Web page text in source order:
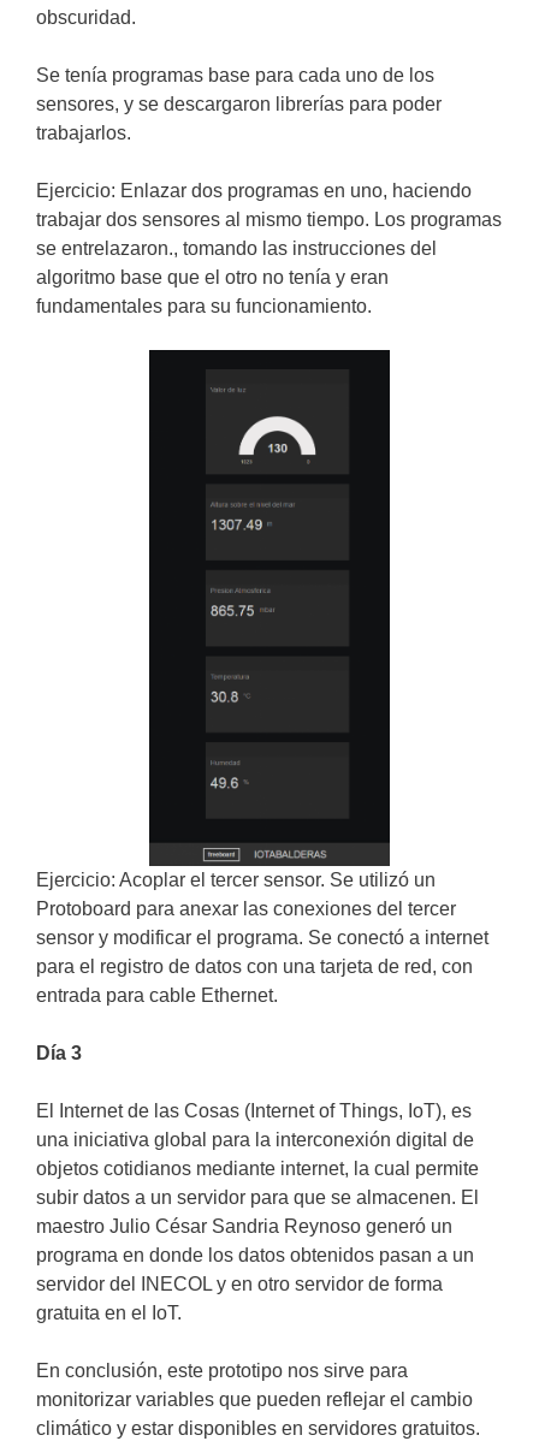
obscuridad.
Se tení­a programas base para cada uno de los
sensores, y se descargaron librerías para poder
trabajarlos.
Ejercicio: Enlazar dos programas en uno, haciendo
trabajar dos sensores al mismo tiempo. Los programas
se entrelazaron., tomando las instrucciones del
algoritmo base que el otro no tenía y eran
fundamentales para su funcionamiento.
Ejercicio: Acoplar el tercer sensor. Se utilizó un
Protoboard para anexar las conexiones del tercer
sensor y modificar el programa. Se conectó a internet
para el registro de datos con una tarjeta de red, con
entrada para cable Ethernet.
Dí­a 3
El Internet de las Cosas (Internet of Things, IoT), es
una iniciativa global para la interconexión digital de
objetos cotidianos mediante internet, la cual permite
subir datos a un servidor para que se almacenen. El
maestro Julio César Sandria Reynoso generó un
programa en donde los datos obtenidos pasan a un
servidor del INECOL y en otro servidor de forma
gratuita en el IoT.
En conclusión, este prototipo nos sirve para
monitorizar variables que pueden reflejar el cambio
climático y estar disponibles en servidores gratuitos.